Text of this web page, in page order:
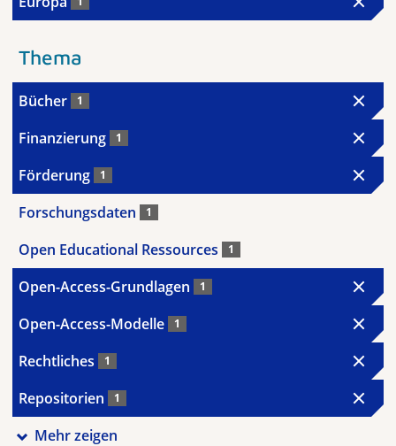
Thema
Bücher 1
Finanzierung 1
Förderung 1
Forschungsdaten 1
Open Educational Ressources 1
Open-Access-Grundlagen 1
Open-Access-Modelle 1
Rechtliches 1
Repositorien 1
Mehr zeigen